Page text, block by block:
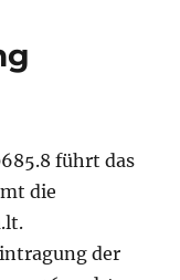
führt das
die
der